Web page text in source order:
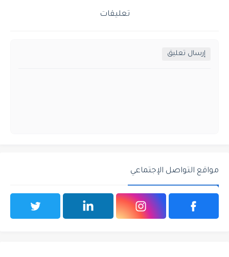
تعليقات
إرسال تعليق
مواقع التواصل الإجتماعي